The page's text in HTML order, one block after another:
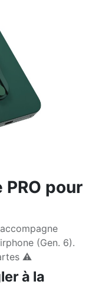
pour
(Gen. 6).
⚠️
à la